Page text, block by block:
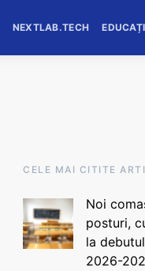
NEXTLAB.TECH
CELE MAI CITITE
Noi
posturi,
la
2026-